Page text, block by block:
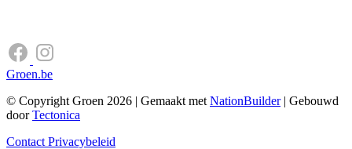
Groen.be
© Copyright Groen 2026 | Gemaakt met NationBuilder| Gebouwd
doorTectonica
Contact Privacybeleid